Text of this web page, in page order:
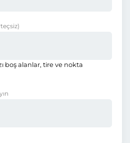
boş alanlar, tire ve nokta